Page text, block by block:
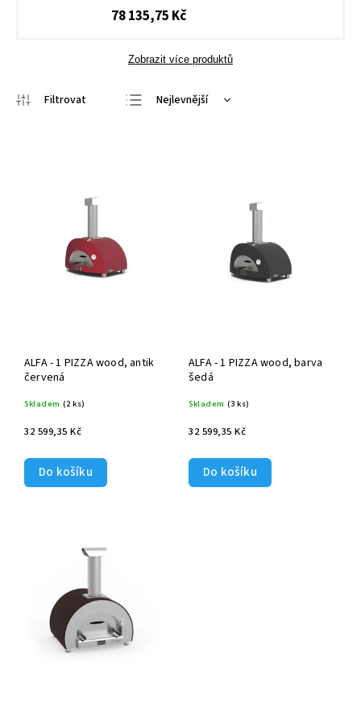
78 135,75 Kč
Zobrazit více produktů
Nejlevnější
ALFA - 1 PIZZA wood, antik
červená
Skladem (2 ks)
32 599,35 Kč
Do košíku
ALFA - 1 PIZZA wood, barva
šedá
Skladem (3 ks)
32 599,35 Kč
Do košíku